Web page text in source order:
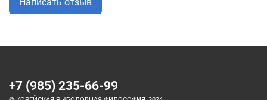
Написать отзыв
+7 (985) 235-66-99